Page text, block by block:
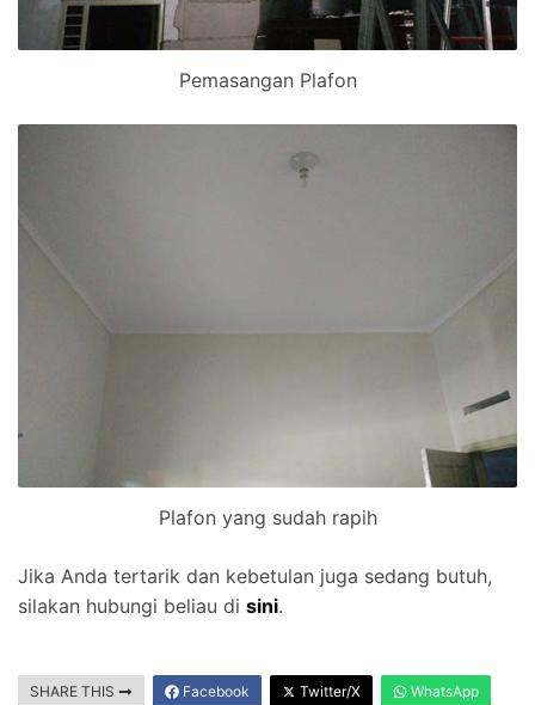
Pemasangan Plafon
Plafon yang sudah rapih
Jika Anda tertarik dan kebetulan juga sedang butuh,
silakan hubungi beliau di sini.
SHARE THIS Facebook Twitter/X WhatsApp